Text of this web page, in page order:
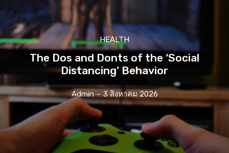
HEALTH
The Dos and Donts of the ‘Social
Distancing’ Behavior
Admin - 3 สิงหาคม 2026